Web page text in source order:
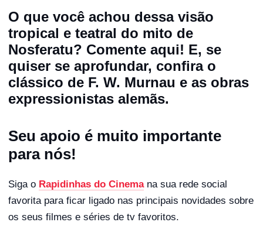
O que você achou dessa visão
tropical e teatral do mito de
Nosferatu? Comente aqui! E, se
quiser se aprofundar, confira o
clássico de F. W. Murnau e as obras
expressionistas alemãs.
Seu apoio é muito importante
para nós!
Siga o Rapidinhas do Cinemana sua rede social
favorita para ficar ligado nas principais novidades sobre
os seus filmes e séries de tv favoritos.